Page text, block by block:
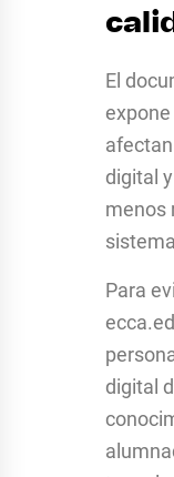
El
digital
menos
Para
digital